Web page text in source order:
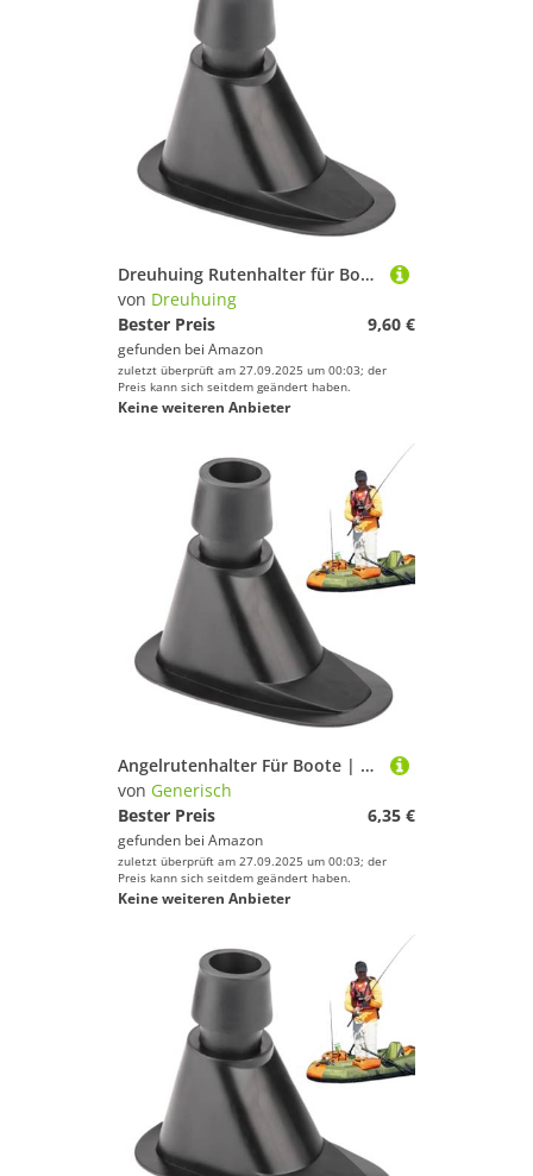
Dreuhuing Rutenhalter für Boote,Fliegenrutenhalter | Universalmontagesatz Mit Doppeldurchmesser Für Kanus Ruderboote Kajaks Pontons Und Schlauchboote
von Dreuhuing
Bester Preis
9,60 €
gefunden bei Amazon
zuletzt überprüft am 27.09.2025 um 00:03; der
Preis kann sich seitdem geändert haben.
Keine weiteren Anbieter
Angelrutenhalter Für Boote | Montagehalter für Angelruten,Universalmontagesatz Mit Doppeldurchmesser Für Kanus Ruderboote Kajaks Pontons Und Schlauchboote
von Generisch
Bester Preis
6,35 €
gefunden bei Amazon
zuletzt überprüft am 27.09.2025 um 00:03; der
Preis kann sich seitdem geändert haben.
Keine weiteren Anbieter